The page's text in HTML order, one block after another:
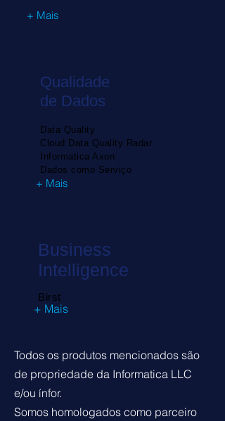
+ Mais
Qualidade
de Dados
Data Quality
Cloud Data Quality Radar
Informatica Axon
Dados como Serviço
+ Mais
Business
Intelligence
Birst
+ Mais
Todos os produtos mencionados são
de propriedade da Informatica LLC
e/ou ínfor.
Somos homologados como parceiro